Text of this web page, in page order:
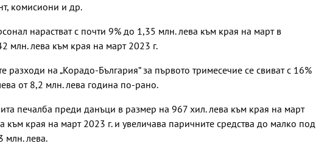
комисиони и др.
нарастват с почти 9% до 1,35 млн. лева към края на март в
млн. лева към края на март 2023 г.
разходи на „Корадо-България“ за първото тримесечие се свиват с 16%
от 8,2 млн. лева година по-рано.
печалба преди данъци в размер на 967 хил. лева към края на март
към края на март 2023 г. и увеличава паричните средства до малко под
млн. лева.
Южното Черноморие е
Ракът на простатата
на Джо Байдън се е